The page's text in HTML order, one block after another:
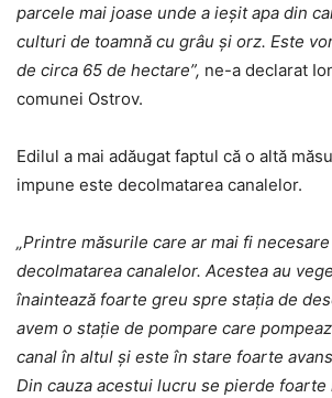
parcele mai joase unde a ieșit apa din
culturi de toamnă cu grâu și orz. Este
de circa 65 de hectare”, ne-a declarat
comunei Ostrov.
Edilul a mai adăugat faptul că o altă
impune este decolmatarea canalelor.
„Printre măsurile care ar mai fi
decolmatarea canalelor. Acestea au
înaintează foarte greu spre stația de
avem o stație de pompare care
canal în altul și este în stare foarte
Din cauza acestui lucru se pierde foarte